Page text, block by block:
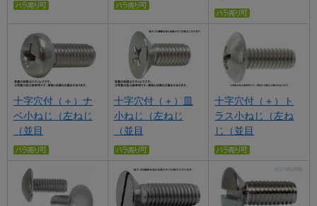
十字穴付（＋）ナ
ベ小ねじ（左ねじ
（並目
十字穴付（＋）皿
小ねじ（左ねじ
（並目
十字穴付（＋）ト
ラス小ねじ（左ね
じ（並目